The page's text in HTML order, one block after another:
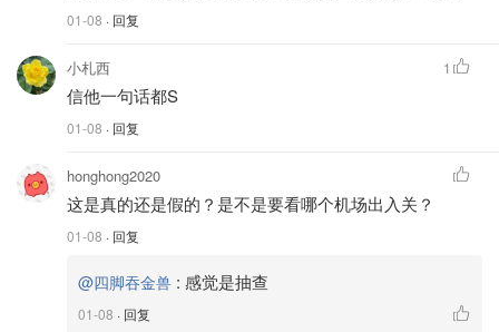
那张身份证是与故乡的最后连接。注销户口，不只是办个手
续，更像是对故土的一次割舍。
不少华人都说：“我只是想留个念想，没打算违法。”
但如今，这个“念想”可能真的要付出代价了。
💸 现实代价：罚款、改签、滞留风险
被拦下不仅仅是尴尬。
如果行程耽误太久，签证、假期、机票全得重来，还可能被
判“逾期滞留”并面临罚款。
01-08 · 回复
小札西
信他一句话都S
01-08 · 回复
1
honghong2020
这是真的还是假的？是不是要看哪个机场出入关？
01-08 · 回复
@四脚吞金兽 : 感觉是抽查
01-08 · 回复